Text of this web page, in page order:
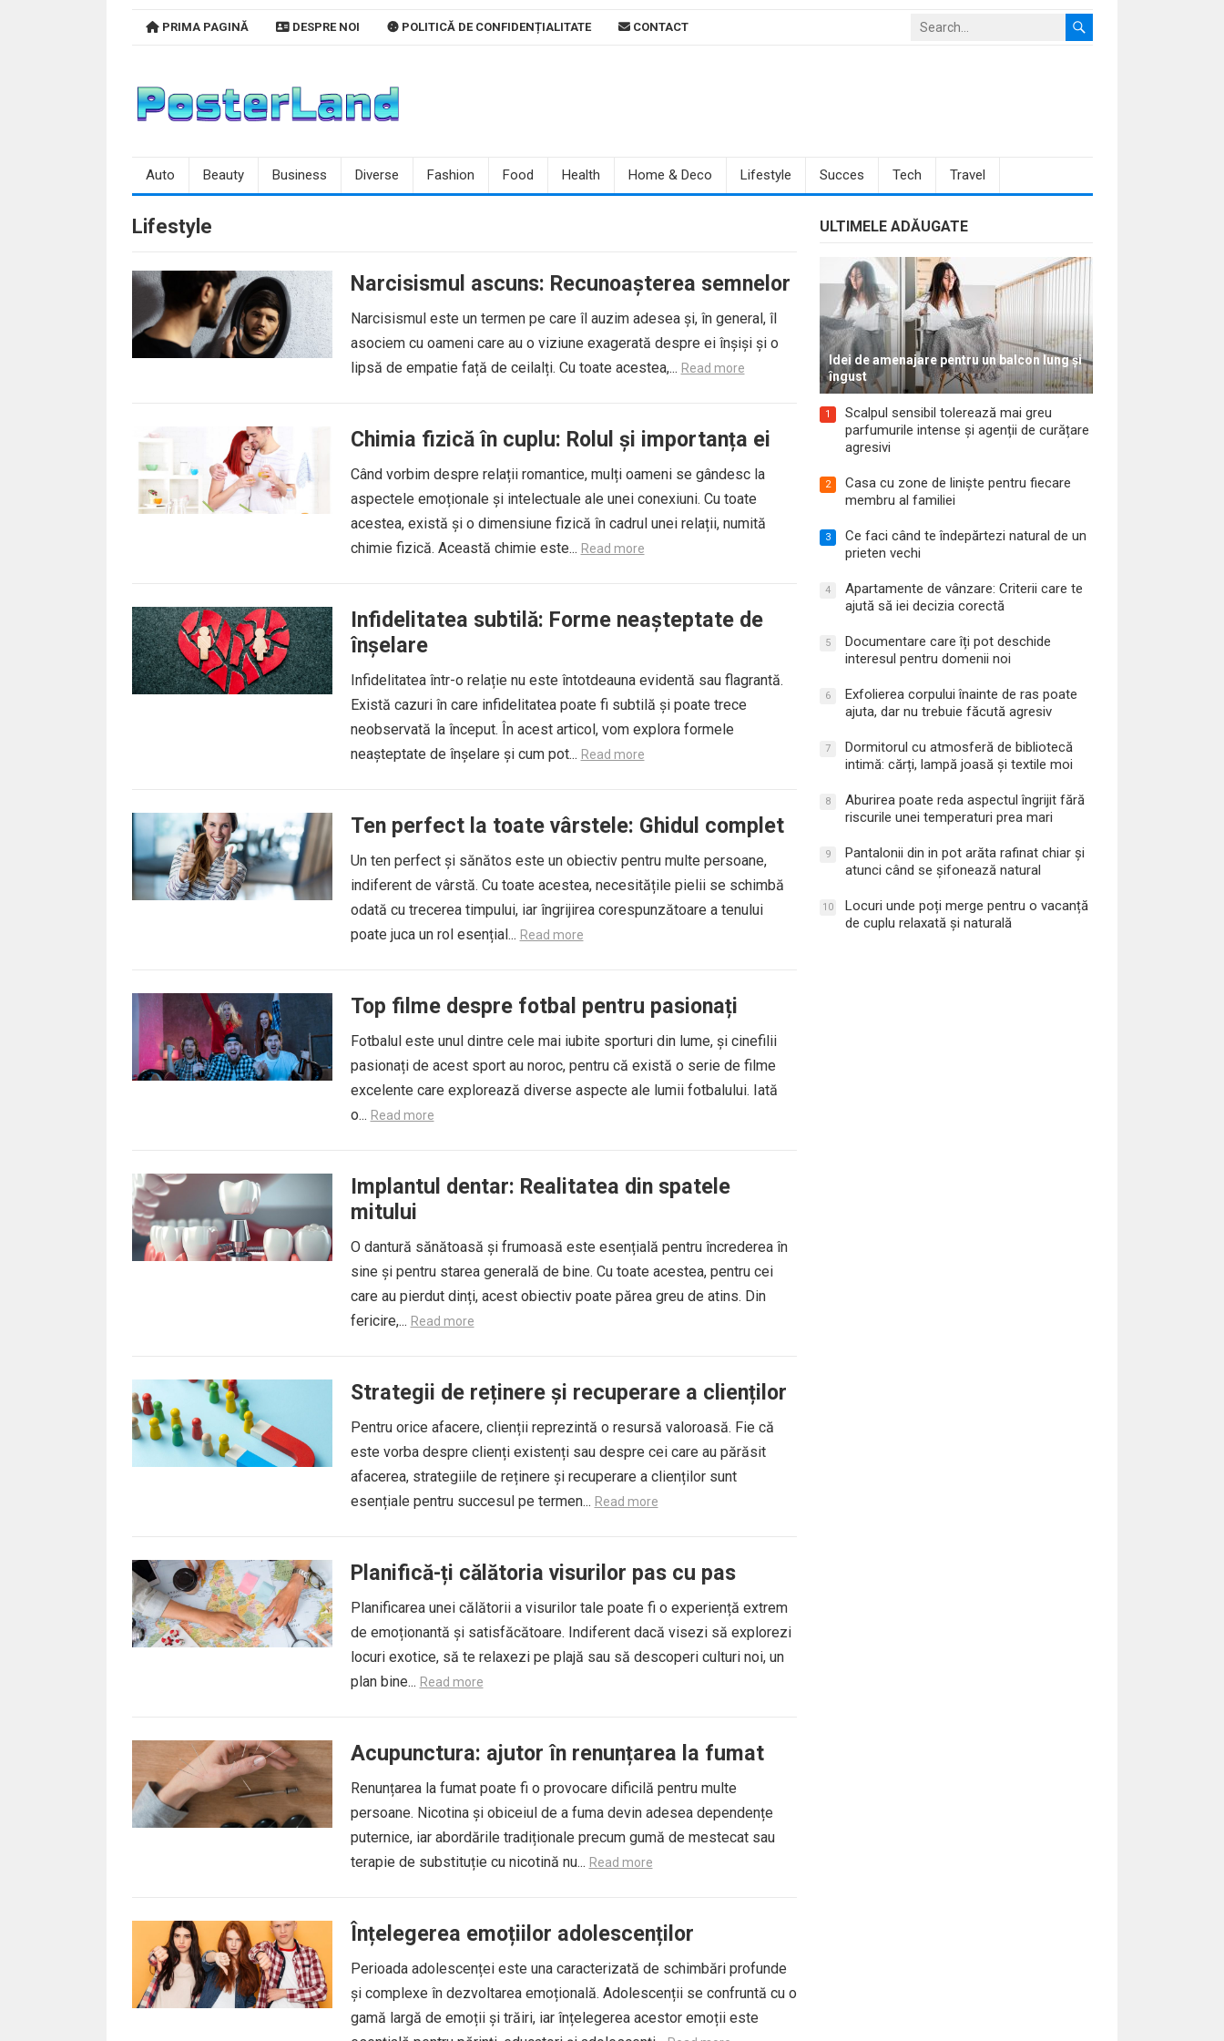
PRIMA PAGINĂ DESPRE NOI POLITICĂ DE CONFIDENȚIALITATE CONTACT
Auto Beauty Business Diverse Fashion Food Health Home & Deco Lifestyle Succes Tech Travel
Lifestyle
Narcisismul ascuns: Recunoașterea semnelor
Narcisismul este un termen pe care îl auzim adesea și, în general, îl
asociem cu oameni care au o viziune exagerată despre ei înșiși și o
lipsă de empatie față de ceilalți. Cu toate acestea,... Read more
Chimia fizică în cuplu: Rolul și importanța ei
Când vorbim despre relații romantice, mulți oameni se gândesc la
aspectele emoționale și intelectuale ale unei conexiuni. Cu toate
acestea, există și o dimensiune fizică în cadrul unei relații, numită
chimie fizică. Această chimie este... Read more
Infidelitatea subtilă: Forme neașteptate de
înșelare
Infidelitatea într-o relație nu este întotdeauna evidentă sau flagrantă.
Există cazuri în care infidelitatea poate fi subtilă și poate trece
neobservată la început. În acest articol, vom explora formele
neașteptate de înșelare și cum pot... Read more
Ten perfect la toate vârstele: Ghidul complet
Un ten perfect și sănătos este un obiectiv pentru multe persoane,
indiferent de vârstă. Cu toate acestea, necesitățile pielii se schimbă
odată cu trecerea timpului, iar îngrijirea corespunzătoare a tenului
poate juca un rol esențial... Read more
Top filme despre fotbal pentru pasionați
Fotbalul este unul dintre cele mai iubite sporturi din lume, și cinefilii
pasionați de acest sport au noroc, pentru că există o serie de filme
excelente care explorează diverse aspecte ale lumii fotbalului. Iată
o... Read more
Implantul dentar: Realitatea din spatele
mitului
O dantură sănătoasă și frumoasă este esențială pentru încrederea în
sine și pentru starea generală de bine. Cu toate acestea, pentru cei
care au pierdut dinți, acest obiectiv poate părea greu de atins. Din
fericire,... Read more
Strategii de reținere și recuperare a clienților
Pentru orice afacere, clienții reprezintă o resursă valoroasă. Fie că
este vorba despre clienți existenți sau despre cei care au părăsit
afacerea, strategiile de reținere și recuperare a clienților sunt
esențiale pentru succesul pe termen... Read more
Planifică-ți călătoria visurilor pas cu pas
Planificarea unei călătorii a visurilor tale poate fi o experiență extrem
de emoționantă și satisfăcătoare. Indiferent dacă visezi să explorezi
locuri exotice, să te relaxezi pe plajă sau să descoperi culturi noi, un
plan bine... Read more
Acupunctura: ajutor în renunțarea la fumat
Renunțarea la fumat poate fi o provocare dificilă pentru multe
persoane. Nicotina și obiceiul de a fuma devin adesea dependențe
puternice, iar abordările tradiționale precum gumă de mestecat sau
terapie de substituție cu nicotină nu... Read more
Înțelegerea emoțiilor adolescenților
Perioada adolescenței este una caracterizată de schimbări profunde
și complexe în dezvoltarea emoțională. Adolescenții se confruntă cu o
gamă largă de emoții și trăiri, iar înțelegerea acestor emoții este
ULTIMELE ADĂUGATE
Idei de amenajare pentru un balcon lung și
îngust
1
Scalpul sensibil tolerează mai greu
parfumurile intense și agenții de curățare
agresivi
2
Casa cu zone de liniște pentru fiecare
membru al familiei
3
Ce faci când te îndepărtezi natural de un
prieten vechi
4
Apartamente de vânzare: Criterii care te
ajută să iei decizia corectă
5
Documentare care îți pot deschide
interesul pentru domenii noi
6
Exfolierea corpului înainte de ras poate
ajuta, dar nu trebuie făcută agresiv
7
Dormitorul cu atmosferă de bibliotecă
intimă: cărți, lampă joasă și textile moi
8
Aburirea poate reda aspectul îngrijit fără
riscurile unei temperaturi prea mari
9
Pantalonii din in pot arăta rafinat chiar și
atunci când se șifonează natural
10
Locuri unde poți merge pentru o vacanță
de cuplu relaxată și naturală